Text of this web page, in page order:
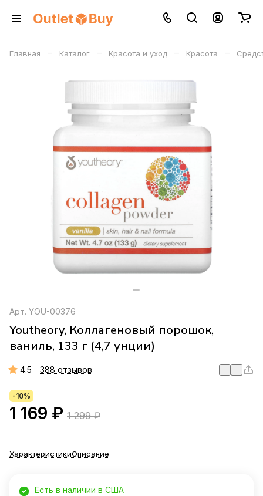
Главная – Каталог – Красота и уход – Красота –
Арт. YOU-00376
Youtheory, Коллагеновый порошок,
ваниль, 133 г (4,7 унции)
4.5 388 отзывов
-10%
1 169 ₽ 1 299 ₽
ХарактеристикиОписание
Есть в наличии в США